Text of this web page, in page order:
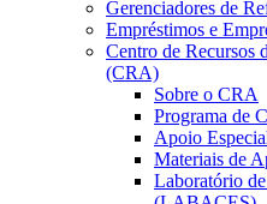
Gerenciadores de
Empréstimos e
Centro de Recursos
(CRA)
Sobre o CRA
Programa de
Apoio
Materiais de
Laboratório